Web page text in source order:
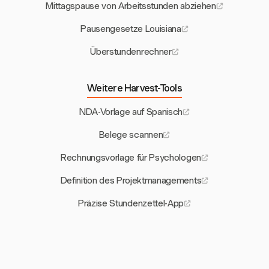
Mittagspause von Arbeitsstunden abziehen
Pausengesetze Louisiana
Überstundenrechner
Weitere Harvest-Tools
NDA-Vorlage auf Spanisch
Belege scannen
Rechnungsvorlage für Psychologen
Definition des Projektmanagements
Präzise Stundenzettel-App